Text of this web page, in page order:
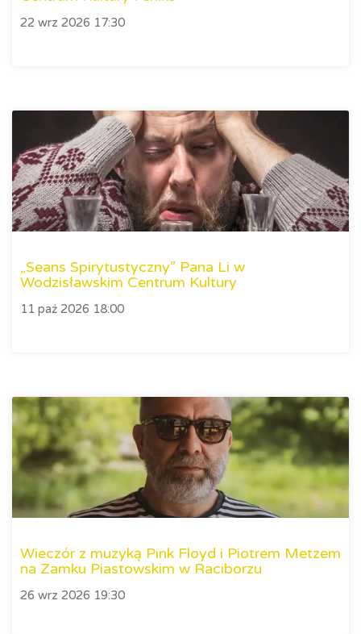
22 wrz 2026 17:30
„Seans Spirytustyczny” Pana Li w
Wodzisławskim Centrum Kultury
11 paź 2026 18:00
Wieczór z muzyką Pink Floyd i Piotrem Metzem
na Zamku Piastowskim w Raciborzu
26 wrz 2026 19:30